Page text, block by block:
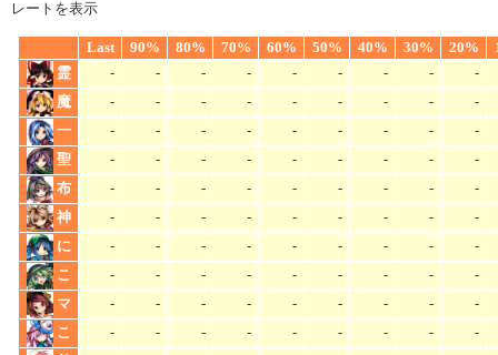
レートを表示
Last 90% 80% 70% 60% 50% 40% 30% 20%
霊
- - - - - - - -
-
魔
- - - - - - - -
-
一
- - - - - - - -
-
聖
- - - - - - - -
-
布
- - - - - - - -
-
神
- - - - - - - -
-
に
- - - - - - - -
-
こ
- - - - - - - -
-
マ
- - - - - - - -
-
こ
- - - - - - - -
-